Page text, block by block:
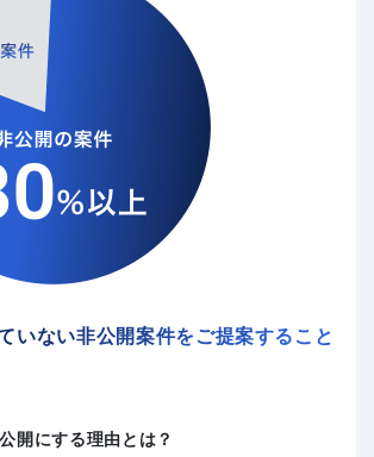
いない非公開案件をご提案すること
開にする理由とは？